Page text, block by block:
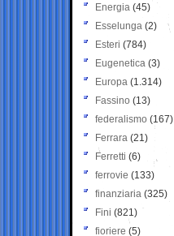
Energia (45)
Esselunga (2)
Esteri (784)
Eugenetica (3)
Europa (1.314)
Fassino (13)
federalismo (167)
Ferrara (21)
Ferretti (6)
ferrovie (133)
finanziaria (325)
Fini (821)
fioriere (5)